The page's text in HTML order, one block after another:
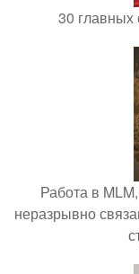
30
Работа в
неразрывно